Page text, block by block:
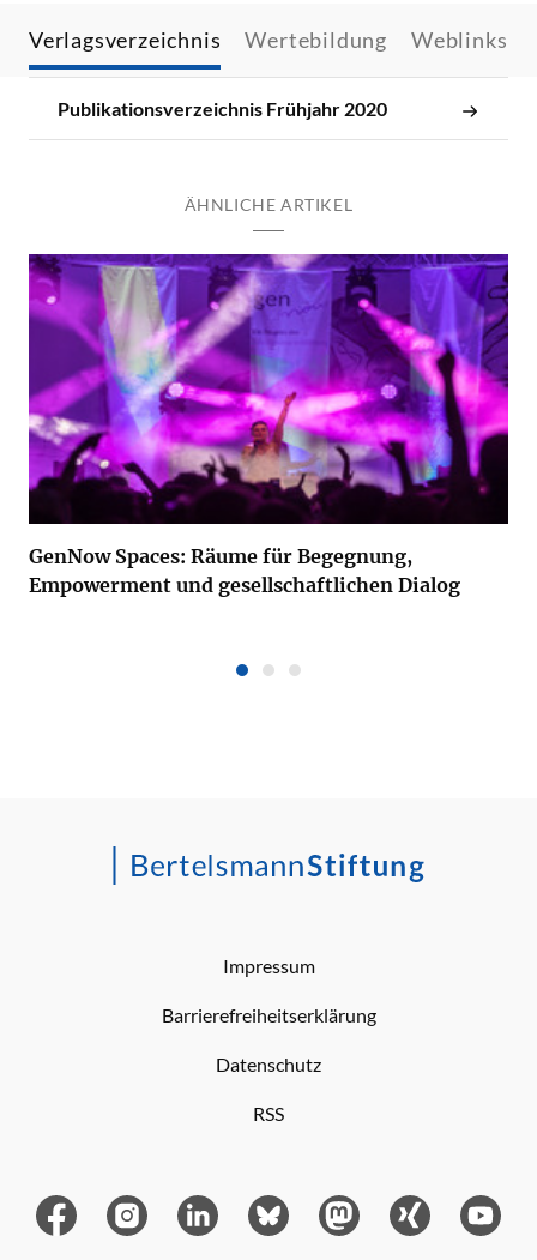
Verlagsverzeichnis Wertebildung Weblinks
Publikationsverzeichnis Frühjahr 2020
ÄHNLICHE ARTIKEL
GenNow Spaces: Räume für Begegnung,
Empowerment und gesellschaftlichen Dialog
Impressum
Barrierefreiheitserklärung
Datenschutz
RSS